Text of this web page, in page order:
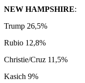
NEW HAMPSHIRE:
Trump 26,5%
Rubio 12,8%
Christie/Cruz 11,5%
Kasich 9%